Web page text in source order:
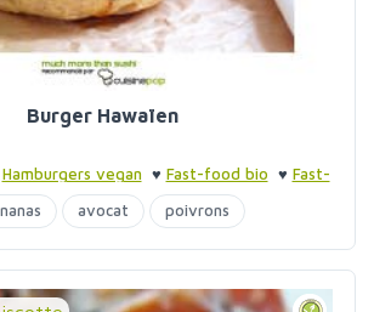
Burger Hawaïen
Hamburgers vegan ♥ Fast-food bio ♥ Fast-
food bio
avocat poivrons